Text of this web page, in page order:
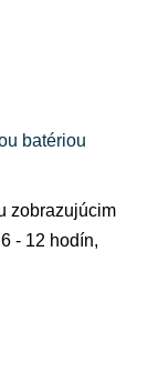
batériou
zobrazujúcim
- 12 hodín,